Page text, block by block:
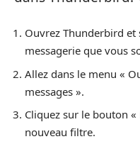
Ouvrez Thunderbird et
messagerie que vous
Allez dans le menu «
messages ».
Cliquez sur le bouton
nouveau filtre.